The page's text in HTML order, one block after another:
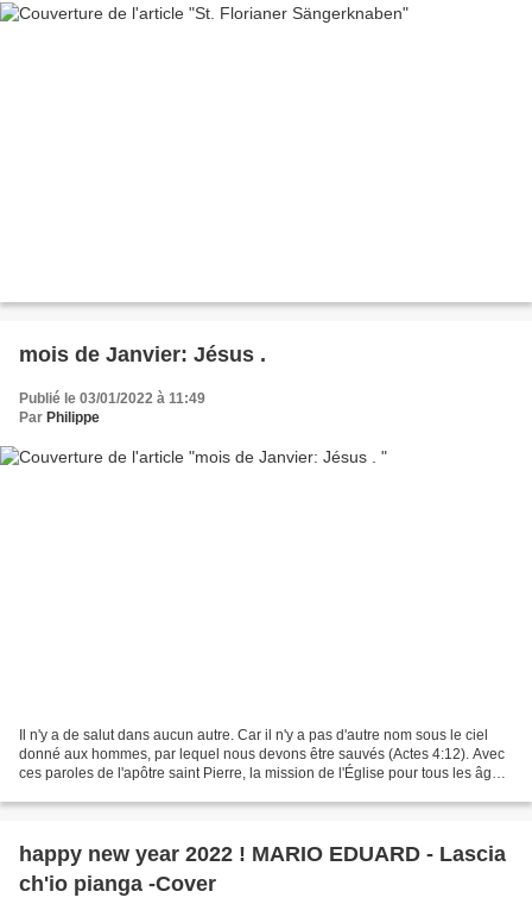
mois de Janvier: Jésus .
Publié le 03/01/2022 à 11:49
Par Philippe
Il n'y a de salut dans aucun autre. Car il n'y a pas d'autre nom sous le ciel
donné aux hommes, par lequel nous devons être sauvés (Actes 4:12). Avec
ces paroles de l'apôtre saint Pierre, la mission de l'Église pour tous les âges
happy new year 2022 ! MARIO EDUARD - Lascia
ch'io pianga -Cover